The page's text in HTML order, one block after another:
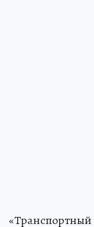
«Транспортный